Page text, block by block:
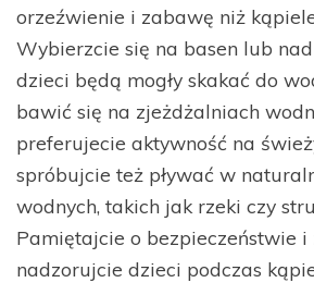
orzeźwienie i zabawę niż
Wybierzcie się na basen lub
dzieci będą mogły skakać do
bawić się na zjeżdżalniach
preferujecie aktywność na
spróbujcie też pływać w
wodnych, takich jak rzeki czy
Pamiętajcie o bezpieczeństwie i
nadzorujcie dzieci podczas